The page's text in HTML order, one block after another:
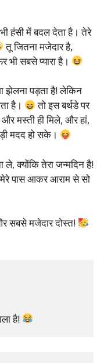
हंसी में बदल देता है। तेरे
तू जितना मजेदार है,
भी सबसे प्यारा है।
झेलना पड़ता है! लेकिन
है।
तो इस बर्थडे पर
मस्ती ही मिले, और हां,
मदद हो सके।
क्योंकि तेरा जन्मदिन है!
पास आकर आराम से सो
सबसे मजेदार दोस्त!
है!